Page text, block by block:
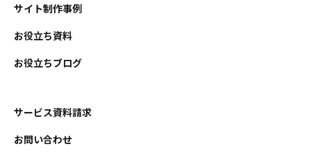
サイト制作事例
お役立ち資料
お役立ちブログ
サービス資料請求
お問い合わせ